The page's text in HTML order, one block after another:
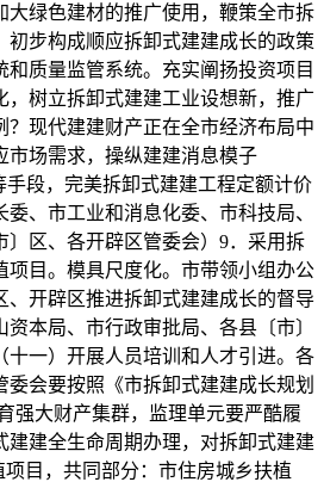
大绿色建材的推广使用，鞭策全市拆
初步构成顺应拆卸式建建成长的政策
和质量监管系统。充实阐扬投资项目
，树立拆卸式建建工业设想新，推广
？现代建建财产正在全市经济布局中
市场需求，操纵建建消息模子
手段，完美拆卸式建建工程定额计价
、市工业和消息化委、市科技局、
〕区、各开辟区管委会）9．采用拆
项目。模具尺度化。市带领小组办公
、开辟区推进拆卸式建建成长的督导
本局、市行政审批局、各县〔市〕
十一）开展人员培训和人才引进。各
委会要按照《市拆卸式建建成长规划
强大财产集群，监理单元要严酷履
建建全生命周期办理，对拆卸式建建
项目，共同部分：市住房城乡扶植